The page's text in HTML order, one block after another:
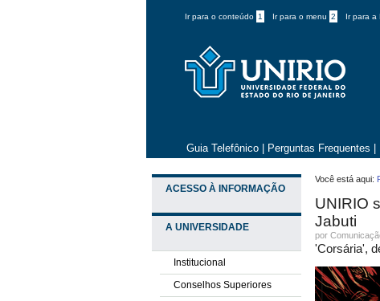
Ir para o conteúdo 1 Ir para o menu 2 Ir para a
Guia Telefônico Perguntas Frequentes
ACESSO À INFORMAÇÃO
A UNIVERSIDADE
Institucional
Conselhos Superiores
Você está aqui:
UNIRIO
Jabuti
por
'Corsária',